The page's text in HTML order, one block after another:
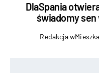
DlaSpania
świadomy
Redakcja